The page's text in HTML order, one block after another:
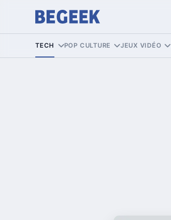
TECH POP CULTURE JEUX VIDÉO